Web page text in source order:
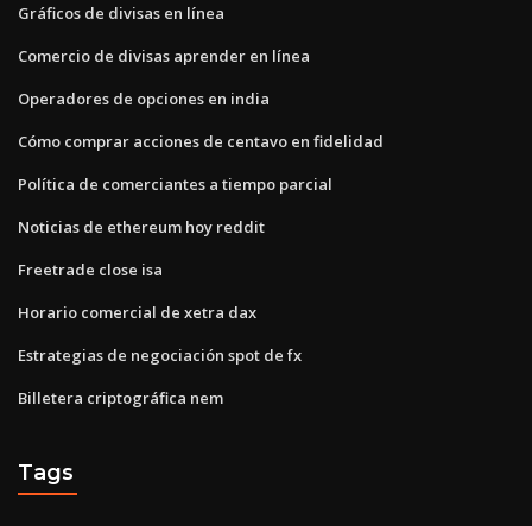
Gráficos de divisas en línea
Comercio de divisas aprender en línea
Operadores de opciones en india
Cómo comprar acciones de centavo en fidelidad
Política de comerciantes a tiempo parcial
Noticias de ethereum hoy reddit
Freetrade close isa
Horario comercial de xetra dax
Estrategias de negociación spot de fx
Billetera criptográfica nem
Tags